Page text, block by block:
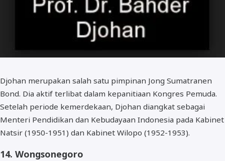
Djohan merupakan salah satu pimpinan Jong Sumatranen
Bond. Dia aktif terlibat dalam kepanitiaan Kongres Pemuda.
Setelah periode kemerdekaan, Djohan diangkat sebagai
Menteri Pendidikan dan Kebudayaan Indonesia pada Kabinet
Natsir (1950-1951) dan Kabinet Wilopo (1952-1953).
14. Wongsonegoro